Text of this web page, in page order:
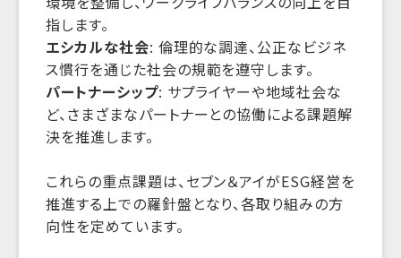
指します。
エシカルな社会: 倫理的な調達、公正なビジネ
ス慣行を通じた社会の規範を遵守します。
パートナーシップ: サプライヤーや地域社会な
ど、さまざまなパートナーとの協働による課題解
決を推進します。
これらの重点課題は、セブン＆アイがESG経営を
推進する上での羅針盤となり、各取り組みの方
向性を定めています。